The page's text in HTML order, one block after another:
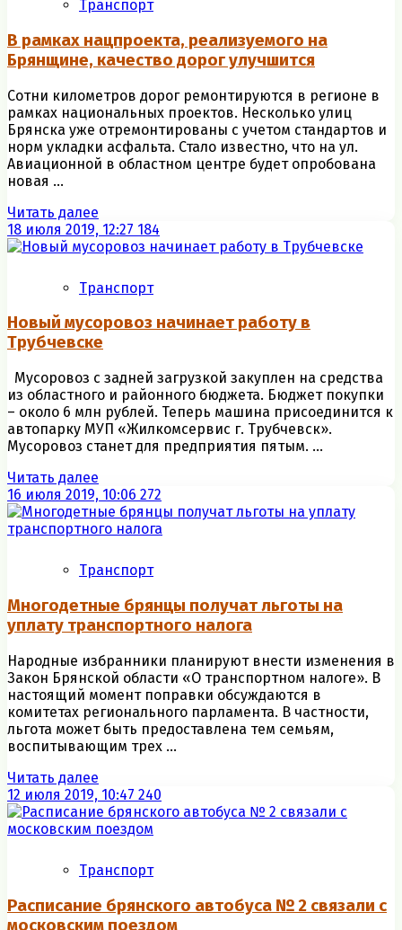
Транспорт
В рамках нацпроекта, реализуемого на
Брянщине, качество дорог улучшится
Сотни километров дорог ремонтируются в регионе в
рамках национальных проектов. Несколько улиц
Брянска уже отремонтированы с учетом стандартов и
норм укладки асфальта. Стало известно, что на ул.
Авиационной в областном центре будет опробована
новая ...
Читать далее
18 июля 2019, 12:27 184
Транспорт
Новый мусоровоз начинает работу в
Трубчевске
Мусоровоз с задней загрузкой закуплен на средства
из областного и районного бюджета. Бюджет покупки
– около 6 млн рублей. Теперь машина присоединится к
автопарку МУП «Жилкомсервис г. Трубчевск».
Мусоровоз станет для предприятия пятым. ...
Читать далее
16 июля 2019, 10:06 272
Транспорт
Многодетные брянцы получат льготы на
уплату транспортного налога
Народные избранники планируют внести изменения в
Закон Брянской области «О транспортном налоге». В
настоящий момент поправки обсуждаются в
комитетах регионального парламента. В частности,
льгота может быть предоставлена тем семьям,
воспитывающим трех ...
Читать далее
12 июля 2019, 10:47 240
Транспорт
Расписание брянского автобуса № 2 связали с
московским поездом